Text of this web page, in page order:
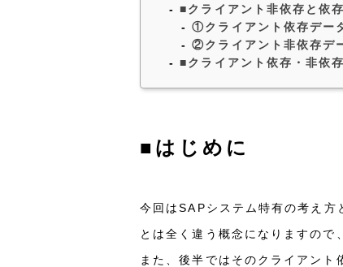
■クライアント非依存と依
①クライアント依存デー
②クライアント非依存デ
■クライアント依存・非依
■はじめに
今回はSAPシステム特有の考え方
とは全く違う概念になりますの
また、後半ではそのクライアント